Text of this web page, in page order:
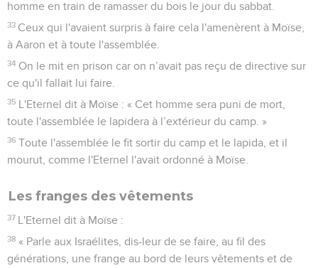
homme en train de ramasser du bois le jour du sabbat.
33 Ceux qui l'avaient surpris à faire cela l'amenèrent à Moïse,
à Aaron et à toute l'assemblée.
34 On le mit en prison car on n’avait pas reçu de directive sur
ce qu'il fallait lui faire.
35 L'Eternel dit à Moïse : « Cet homme sera puni de mort,
toute l'assemblée le lapidera à l’extérieur du camp. »
36 Toute l'assemblée le fit sortir du camp et le lapida, et il
mourut, comme l'Eternel l'avait ordonné à Moïse.
Les franges des vêtements
37 L'Eternel dit à Moïse :
38 « Parle aux Israélites, dis-leur de se faire, au fil des
générations, une frange au bord de leurs vêtements et de